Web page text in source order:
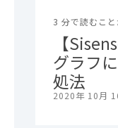
3 分で読むこと
【
グラフ
処法
2020年 10月